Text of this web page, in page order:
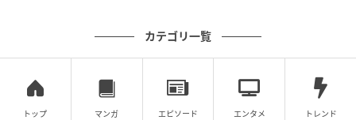
カテゴリ一覧
トップ マンガ エピソード エンタメ トレンド